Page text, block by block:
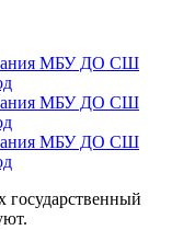
МБУ ДО СШ
МБУ ДО СШ
МБУ ДО СШ